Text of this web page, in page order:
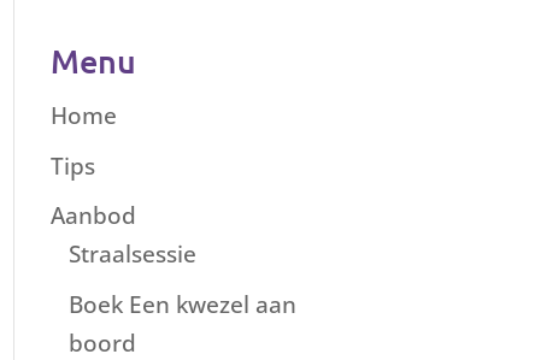
Menu
Home
Tips
Aanbod
Straalsessie
Boek Een kwezel aan
boord